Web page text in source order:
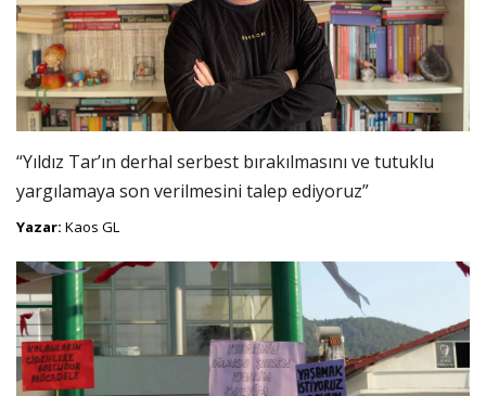
“Yıldız Tar’ın derhal serbest bırakılmasını ve tutuklu
yargılamaya son verilmesini talep ediyoruz”
Yazar: Kaos GL